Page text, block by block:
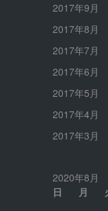
2017年9月
2017年8月
2017年7月
2017年6月
2017年5月
2017年4月
2017年3月
2020年8月
日
月